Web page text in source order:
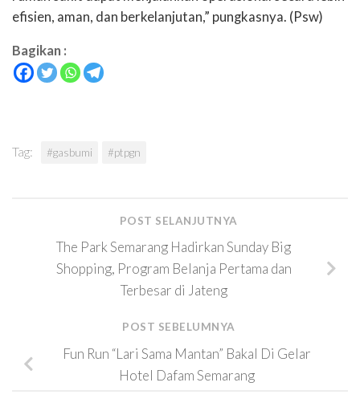
efisien, aman, dan berkelanjutan,” pungkasnya. (Psw)
Bagikan :
Tag: #gasbumi #ptpgn
POST SELANJUTNYA
The Park Semarang Hadirkan Sunday Big
Shopping, Program Belanja Pertama dan
Terbesar di Jateng
POST SEBELUMNYA
Fun Run “Lari Sama Mantan” Bakal Di Gelar
Hotel Dafam Semarang